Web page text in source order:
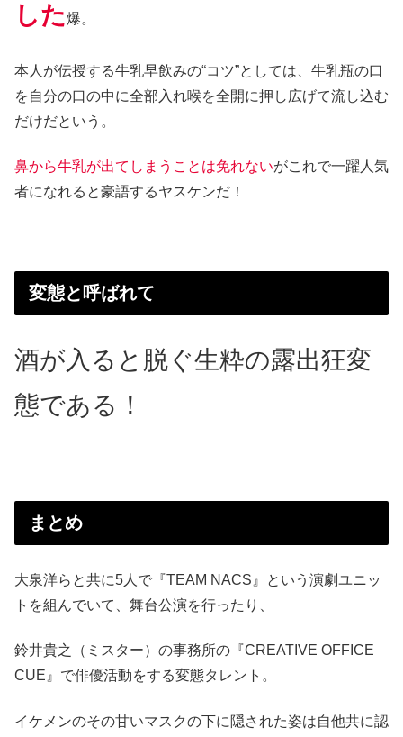
した爆。
本人が伝授する牛乳早飲みの“コツ”としては、牛乳瓶の口
を自分の口の中に全部入れ喉を全開に押し広げて流し込む
だけだという。
鼻から牛乳が出てしまうことは免れないがこれで一躍人気
者になれると豪語するヤスケンだ！
変態と呼ばれて
酒が入ると脱ぐ生粋の露出狂変
態である！
まとめ
大泉洋らと共に5人で『TEAM NACS』という演劇ユニッ
トを組んでいて、舞台公演を行ったり、
鈴井貴之（ミスター）の事務所の『CREATIVE OFFICE
CUE』で俳優活動をする変態タレント。
イケメンのその甘いマスクの下に隠された姿は自他共に認